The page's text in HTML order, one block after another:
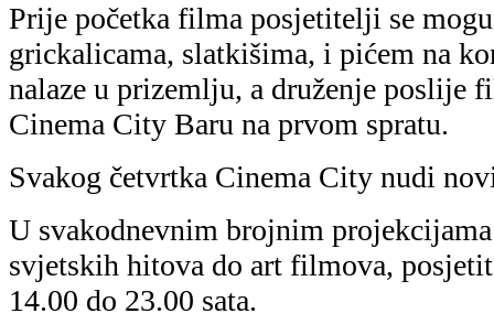
Prije početka filma posjetitelji se
grickalicama, slatkišima, i pićem na
nalaze u prizemlju, a druženje poslije
Cinema City Baru na prvom spratu.
Svakog četvrtka Cinema City nudi
U svakodnevnim brojnim
svjetskih hitova do art filmova,
14.00 do 23.00 sata.